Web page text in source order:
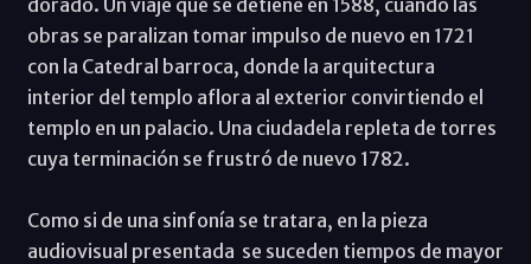
obras se paralizan tomar impulso de nuevo en 1721
con la Catedral barroca, donde la arquitectura
interior del templo aflora al exterior convirtiendo el
templo en un palacio. Una ciudadela repleta de torres
cuya terminación se frustró de nuevo 1782.
Como si de una sinfonía se tratara, en la pieza
audiovisual presentada se suceden tiempos de mayor